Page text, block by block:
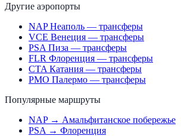
Другие аэропорты
NAP Неаполь — трансферы
VCE Венеция — трансферы
PSA Пиза — трансферы
FLR Флоренция — трансферы
CTA Катания — трансферы
PMO Палермо — трансферы
Популярные маршруты
NAP → Амальфитанское побережье
PSA → Флоренция